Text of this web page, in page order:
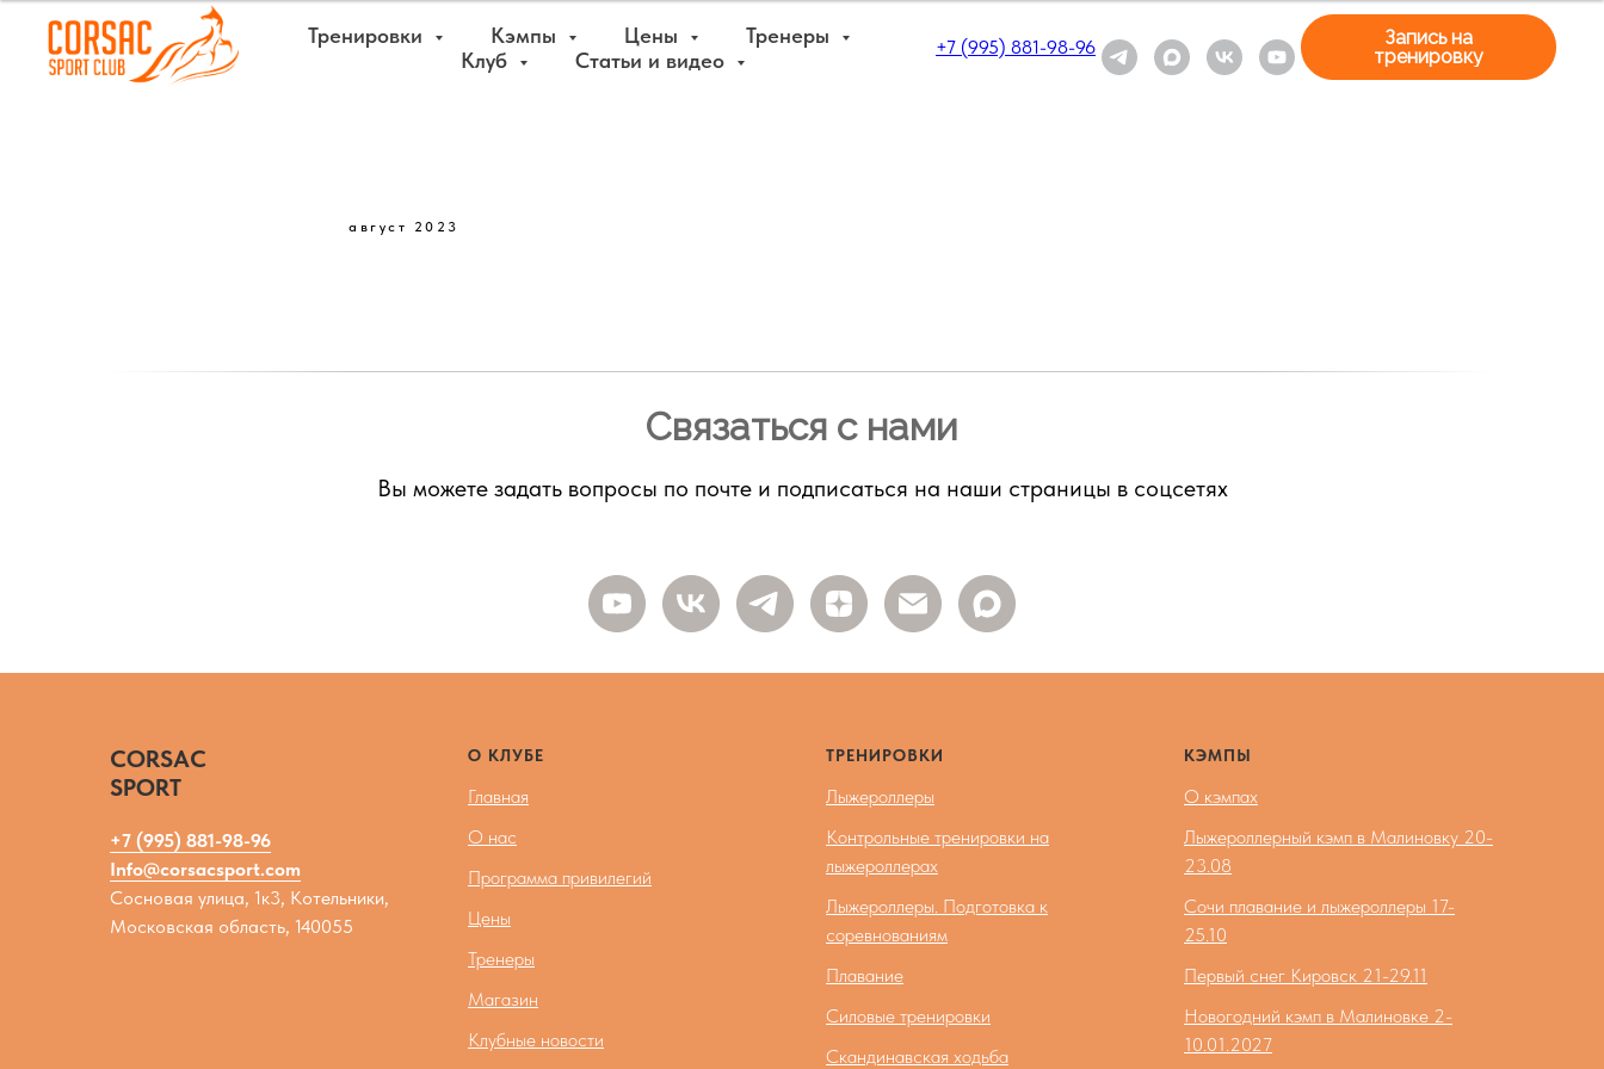
Тренировки Кэмпы Цены
Тренеры
Клуб
Статьи и видео
+7 (995) 881-98-96
Запись на
тренировку
август 2023
Связаться с нами
Вы можете задать вопросы по почте и подписаться на наши страницы в соцсетях
CORSAC
SPORT
+7 (995) 881-98-96
Info@corsacsport.com
Сосновая улица, 1к3, Котельники,
Московская область, 140055
О КЛУБЕ
Главная
О нас
Программа привилегий
Цены
Тренеры
Магазин
Клубные новости
ТРЕНИРОВКИ
Лыжероллеры
Контрольные тренировки на
лыжероллерах
Лыжероллеры. Подготовка к
соревнованиям
Плавание
Силовые тренировки
Скандинавская ходьба
КЭМПЫ
О кэмпах
Лыжероллерный кэмп в Малиновку 20-
23.08
Сочи плавание и лыжероллеры 17-
25.10
Первый снег Кировск 21-29.11
Новогодний кэмп в Малиновке 2-
10.01.2027